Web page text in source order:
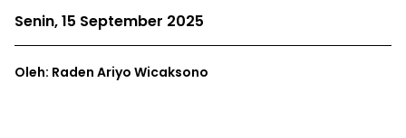
Senin, 15 September 2025
Oleh: Raden Ariyo Wicaksono